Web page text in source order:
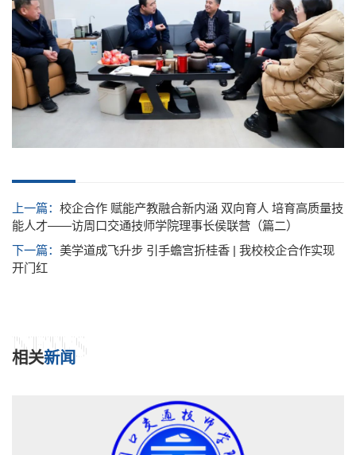
上一篇： 校企合作 赋能产教融合新内涵 双向育人 培育高质量技
能人才——访周口交通技师学院理事长侯联营（篇二）
下一篇： 美学道成飞升步 引手蟾宫折桂香 | 我校校企合作实现
开门红
NEWS
相关新闻